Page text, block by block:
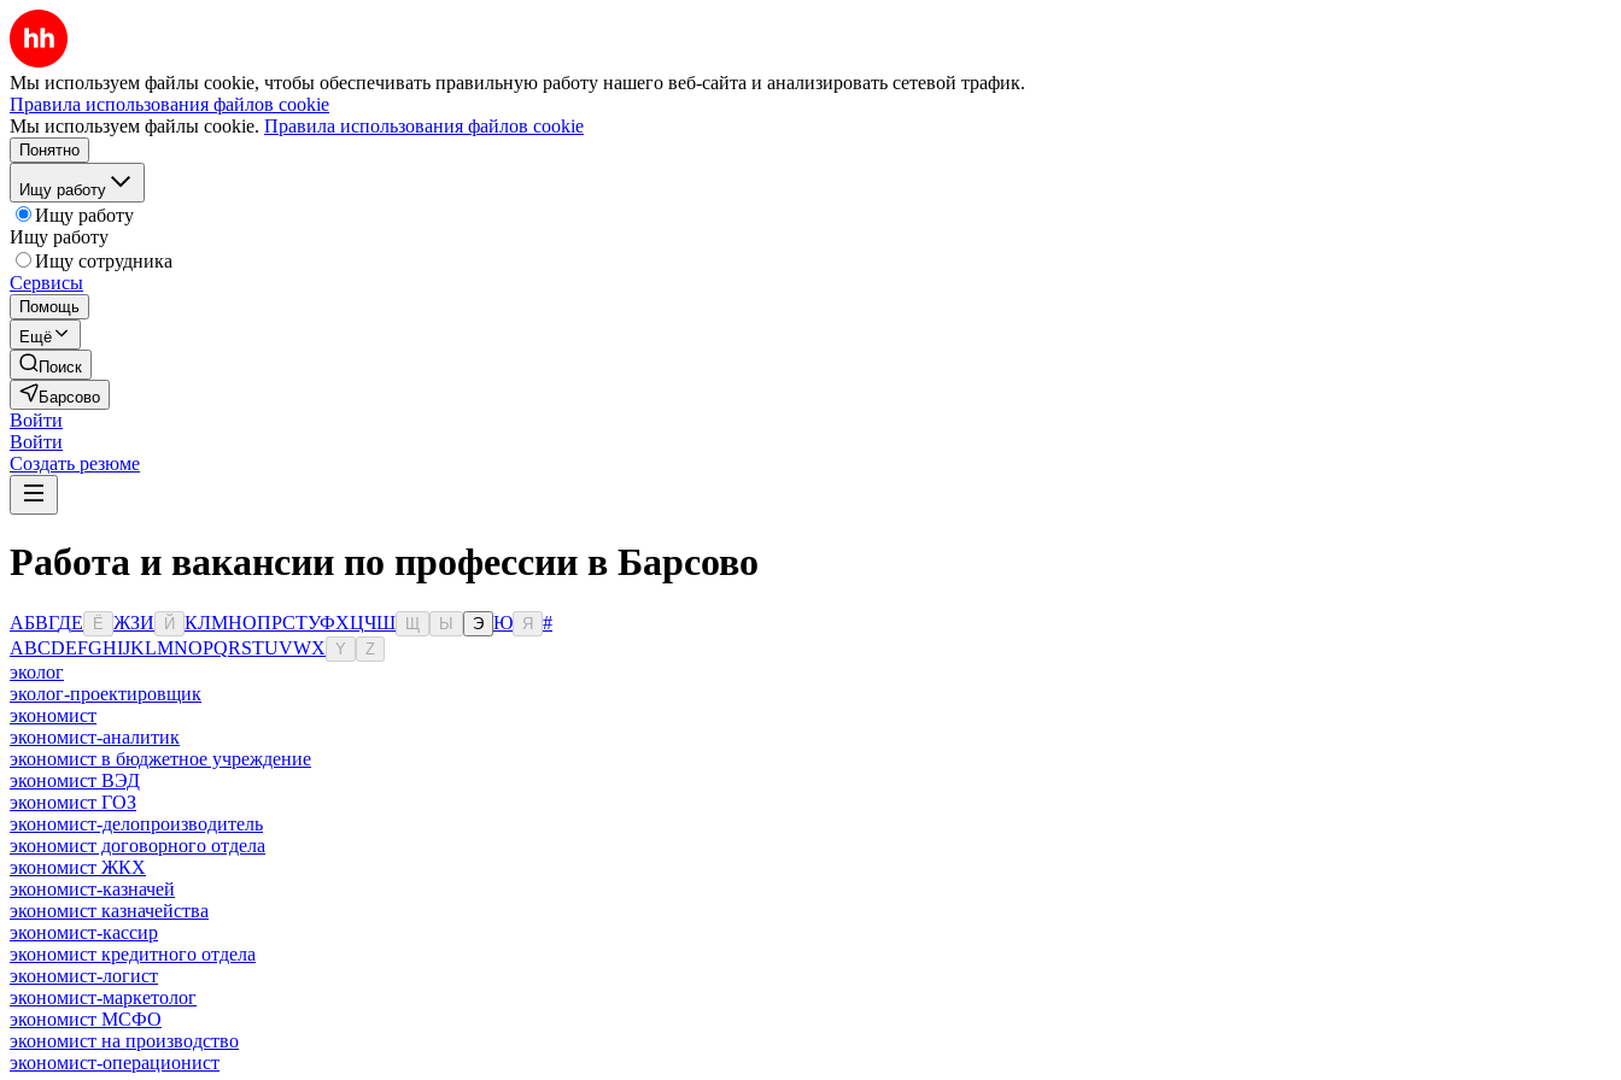
Мы используем файлы cookie, чтобы обеспечивать правильную работу нашего веб-сайта и анализировать сетевой трафик.
Правила использования файлов cookie
Мы используем файлы cookie. Правила использования файлов cookie
Понятно
Ищу работу
Ищу работу
Ищу работу
Ищу сотрудника
Сервисы
Помощь
Ещё
Поиск
Барсово
Войти
Войти
Создать резюме
Работа и вакансии по профессии в Барсово
АБВГДЕ Ё ЖЗИ Й КЛМНОПРСТУФХЦЧШ Ы Э Ю Я
#
ABCDEFGHIJKLMNOPQRSTUVWX Y Z
эколог
эколог-проектировщик
экономист
экономист-аналитик
экономист в бюджетное учреждение
экономист ВЭД
экономист ГОЗ
экономист-делопроизводитель
экономист договорного отдела
экономист ЖКХ
экономист-казначей
экономист казначейства
экономист-кассир
экономист кредитного отдела
экономист-логист
экономист-маркетолог
экономист МСФО
экономист на производство
экономист-операционист